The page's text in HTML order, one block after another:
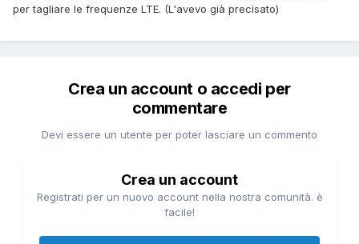
per tagliare le frequenze LTE. (L'avevo già precisato)
Crea un account o accedi per
commentare
Devi essere un utente per poter lasciare un commento
Crea un account
Registrati per un nuovo account nella nostra comunità. è
facile!